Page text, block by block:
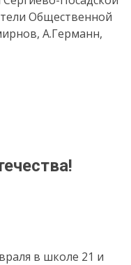
Общественной
А.Германн,
в школе 21 и